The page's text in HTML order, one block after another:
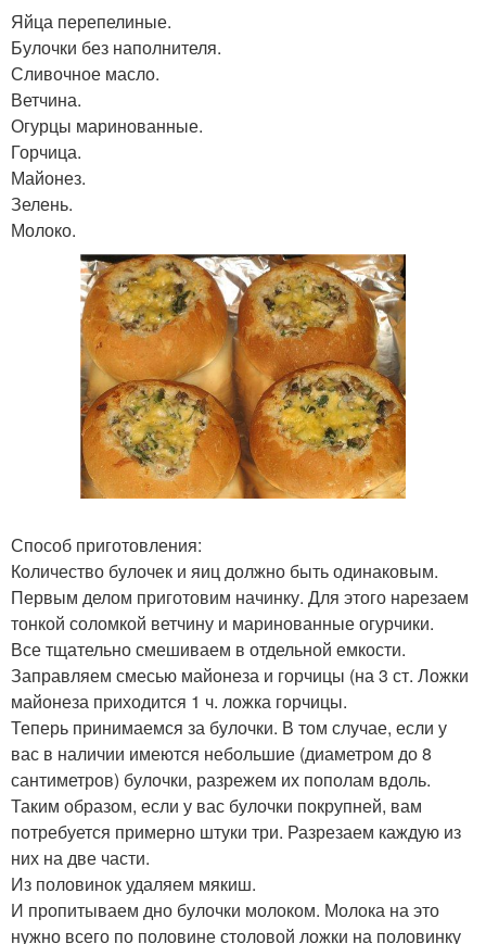
Яйца перепелиные.
Булочки без наполнителя.
Сливочное масло.
Ветчина.
Огурцы маринованные.
Горчица.
Майонез.
Зелень.
Молоко.
Способ приготовления:
Количество булочек и яиц должно быть одинаковым.
Первым делом приготовим начинку. Для этого нарезаем
тонкой соломкой ветчину и маринованные огурчики.
Все тщательно смешиваем в отдельной емкости.
Заправляем смесью майонеза и горчицы (на 3 ст. Ложки
майонеза приходится 1 ч. ложка горчицы.
Теперь принимаемся за булочки. В том случае, если у
вас в наличии имеются небольшие (диаметром до 8
сантиметров) булочки, разрежем их пополам вдоль.
Таким образом, если у вас булочки покрупней, вам
потребуется примерно штуки три. Разрезаем каждую из
них на две части.
Из половинок удаляем мякиш.
И пропитываем дно булочки молоком. Молока на это
нужно всего по половине столовой ложки на половинку